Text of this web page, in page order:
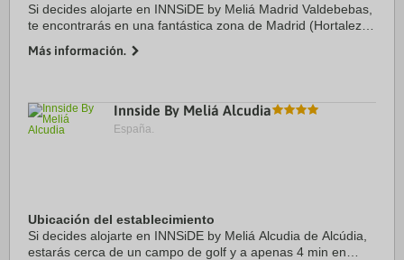
Si decides alojarte en INNSiDE by Meliá Madrid Valdebebas,
te encontrarás en una fantástica zona de Madrid (Hortaleza)
Ciudad del Real Madrid. Además, ...
Más información.
Innside By Meliá Alcudia
España.
Ubicación del establecimiento
Si decides alojarte en INNSiDE by Meliá Alcudia de Alcúdia,
estarás cerca de un campo de golf y a apenas 4 min en